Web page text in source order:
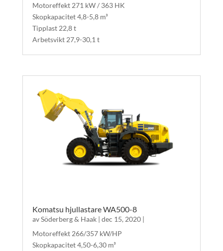
Motoreffekt 271 kW / 363 HK
Skopkapacitet 4,8-5,8 m³
Tipplast 22,8 t
Arbetsvikt 27,9-30,1 t
Komatsu hjullastare WA500-8
avSöderberg & Haak| dec 15, 2020|
Motoreffekt 266/357 kW/HP
Skopkapacitet 4,50-6,30 m³